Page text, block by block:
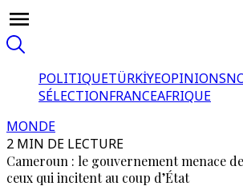
POLITIQUETÜRKİYEOPINIONS
SÉLECTIONFRANCEAFRIQUE
MONDE
2 MIN DE LECTURE
Cameroun : le gouvernement menace
ceux qui incitent au coup d’État